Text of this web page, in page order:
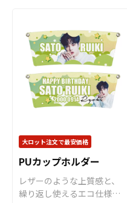
クジェットフルカラー印刷
で、オリジナルのアクリル
マグネットフレームがお作
りいただけます。サイズは
チェキ・トレカに対応でき
る「小サイズ」とL判写真や
ご用意。フォトフレームと
してはもちろん、トレカな
どのカードホルダーや、企
業様のサインフレーム、店
舗のメニューといった備品
大ロット注文で最安価格
PUカップホルダー
レザーのような上質感と、
繰り返し使えるエコ仕様を